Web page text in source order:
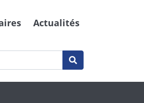
Actualités